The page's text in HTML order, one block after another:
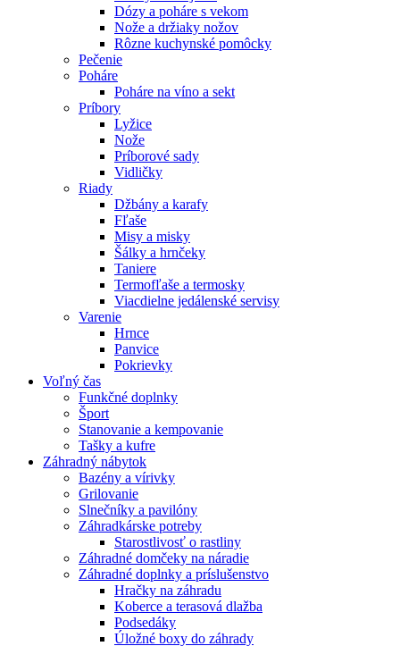
Dózy a poháre s vekom
Nože a držiaky nožov
Rôzne kuchynské pomôcky
Pečenie
Poháre
Poháre na víno a sekt
Príbory
Lyžice
Nože
Príborové sady
Vidličky
Riady
Džbány a karafy
Fľaše
Misy a misky
Šálky a hrnčeky
Taniere
Termofľaše a termosky
Viacdielne jedálenské servisy
Varenie
Hrnce
Panvice
Pokrievky
Voľný čas
Funkčné doplnky
Šport
Stanovanie a kempovanie
Tašky a kufre
Záhradný nábytok
Bazény a vírivky
Grilovanie
Slnečníky a pavilóny
Záhradkárske potreby
Starostlivosť o rastliny
Záhradné domčeky na náradie
Záhradné doplnky a príslušenstvo
Hračky na záhradu
Koberce a terasová dlažba
Podsedáky
Úložné boxy do záhrady